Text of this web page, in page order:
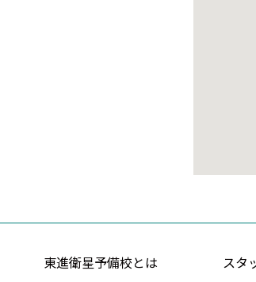
東進衛星予備校とは スタ